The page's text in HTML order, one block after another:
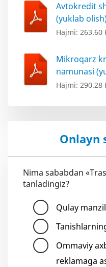
Avtokredit
(yuklab
Hajmi: 263.60
Mikroqarz
namunasi
Hajmi: 290.28
Onlayn
Nima sababdan
tanladingiz?
Qulay
Ommaviy
reklamaga